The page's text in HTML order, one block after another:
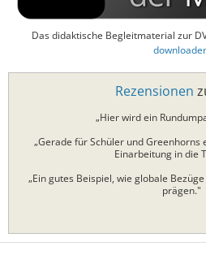
Das didaktische Begleitmaterial zur
Rezensionen
„Hier wird ein
„Gerade für Schüler und Greenhorns
Einarbeitung in die
„Ein gutes Beispiel, wie globale
prägen."